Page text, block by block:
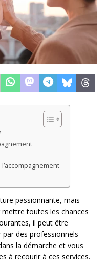
passionnante, mais
mettre toutes les chances
il peut être
des professionnels
la démarche et vous
à recourir à ces services.